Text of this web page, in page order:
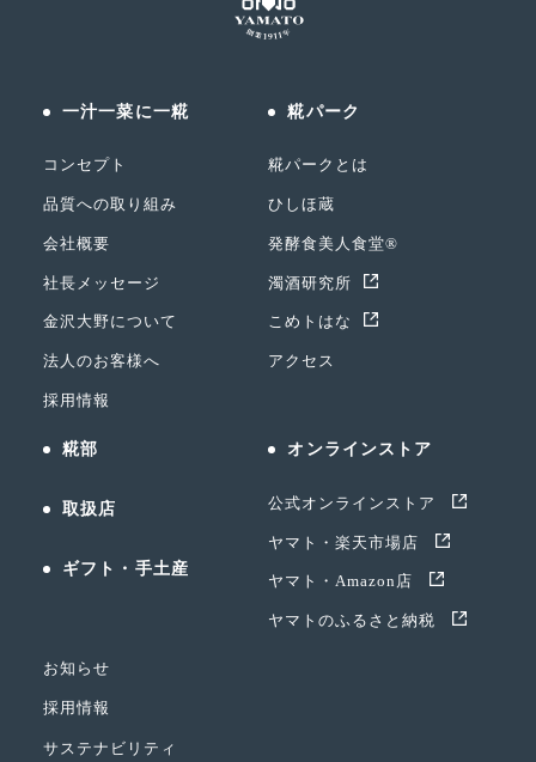
一汁一菜に一糀
コンセプト
品質への取り組み
会社概要
社長メッセージ
金沢大野について
法人のお客様へ
採用情報
糀パーク
糀パークとは
ひしほ蔵
発酵食美人食堂®
濁酒研究所
こめトはな
アクセス
糀部
取扱店
ギフト・手土産
オンラインストア
公式オンラインストア
ヤマト・楽天市場店
ヤマト・Amazon店
ヤマトのふるさと納税
お知らせ
採用情報
サステナビリティ